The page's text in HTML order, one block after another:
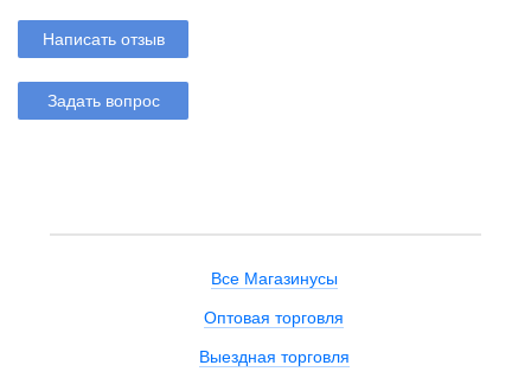
Написать отзыв
Задать вопрос
Все Магазинусы
Оптовая торговля
Выездная торговля